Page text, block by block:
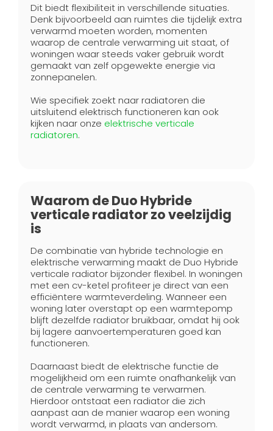
Dit biedt flexibiliteit in verschillende situaties.
Denk bijvoorbeeld aan ruimtes die tijdelijk extra
verwarmd moeten worden, momenten
waarop de centrale verwarming uit staat, of
woningen waar steeds vaker gebruik wordt
gemaakt van zelf opgewekte energie via
zonnepanelen.
Wie specifiek zoekt naar radiatoren die
uitsluitend elektrisch functioneren kan ook
kijken naar onze elektrische verticale
radiatoren.
Waarom de Duo Hybride
verticale radiator zo veelzijdig
is
De combinatie van hybride technologie en
elektrische verwarming maakt de Duo Hybride
verticale radiator bijzonder flexibel. In woningen
met een cv-ketel profiteer je direct van een
efficiëntere warmteverdeling. Wanneer een
woning later overstapt op een warmtepomp
blijft dezelfde radiator bruikbaar, omdat hij ook
bij lagere aanvoertemperaturen goed kan
functioneren.
Daarnaast biedt de elektrische functie de
mogelijkheid om een ruimte onafhankelijk van
de centrale verwarming te verwarmen.
Hierdoor ontstaat een radiator die zich
aanpast aan de manier waarop een woning
wordt verwarmd, in plaats van andersom.